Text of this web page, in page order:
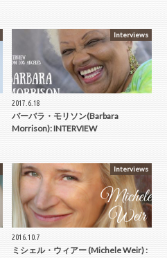
Interviews
2017.6.18
バーバラ・モリソン(Barbara
Morrison): INTERVIEW
Interviews
2016.10.7
ミシェル・ウィアー (Michele Weir) :